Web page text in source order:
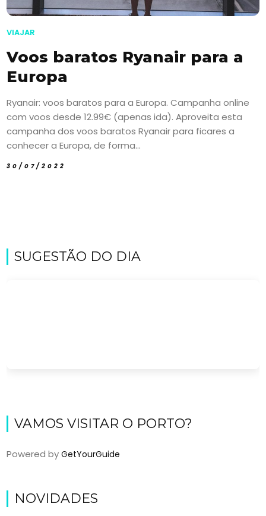
VIAJAR
Voos baratos Ryanair para a
Europa
Ryanair: voos baratos para a Europa. Campanha online
com voos desde 12.99€ (apenas ida). Aproveita esta
campanha dos voos baratos Ryanair para ficares a
conhecer a Europa, de forma...
30/07/2022
SUGESTÃO DO DIA
VAMOS VISITAR O PORTO?
Powered byGetYourGuide
NOVIDADES